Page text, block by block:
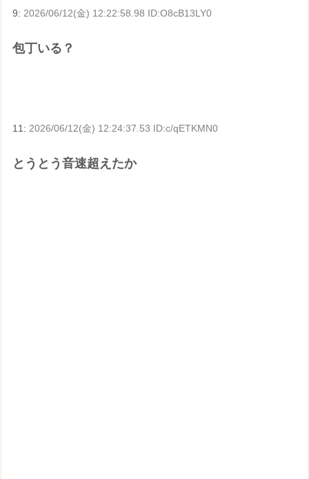
9: 2026/06/12(金) 12:22:58.98 ID:O8cB13LY0
包丁いる？
11: 2026/06/12(金) 12:24:37.53 ID:c/qETKMN0
とうとう音速超えたか